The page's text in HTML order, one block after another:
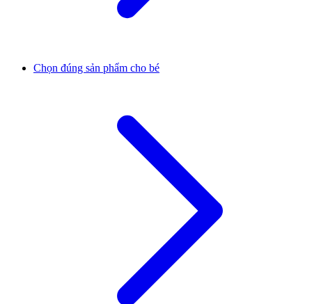
Chọn đúng sản phẩm cho bé